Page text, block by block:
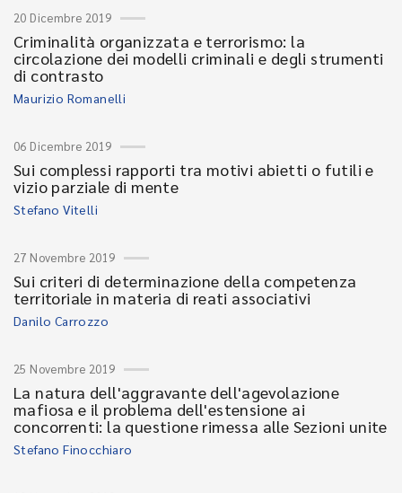
20 Dicembre 2019
Criminalità organizzata e terrorismo: la
circolazione dei modelli criminali e degli strumenti
di contrasto
Maurizio Romanelli
06 Dicembre 2019
Sui complessi rapporti tra motivi abietti o futili e
vizio parziale di mente
Stefano Vitelli
27 Novembre 2019
Sui criteri di determinazione della competenza
territoriale in materia di reati associativi
Danilo Carrozzo
25 Novembre 2019
La natura dell'aggravante dell'agevolazione
mafiosa e il problema dell'estensione ai
concorrenti: la questione rimessa alle Sezioni unite
Stefano Finocchiaro